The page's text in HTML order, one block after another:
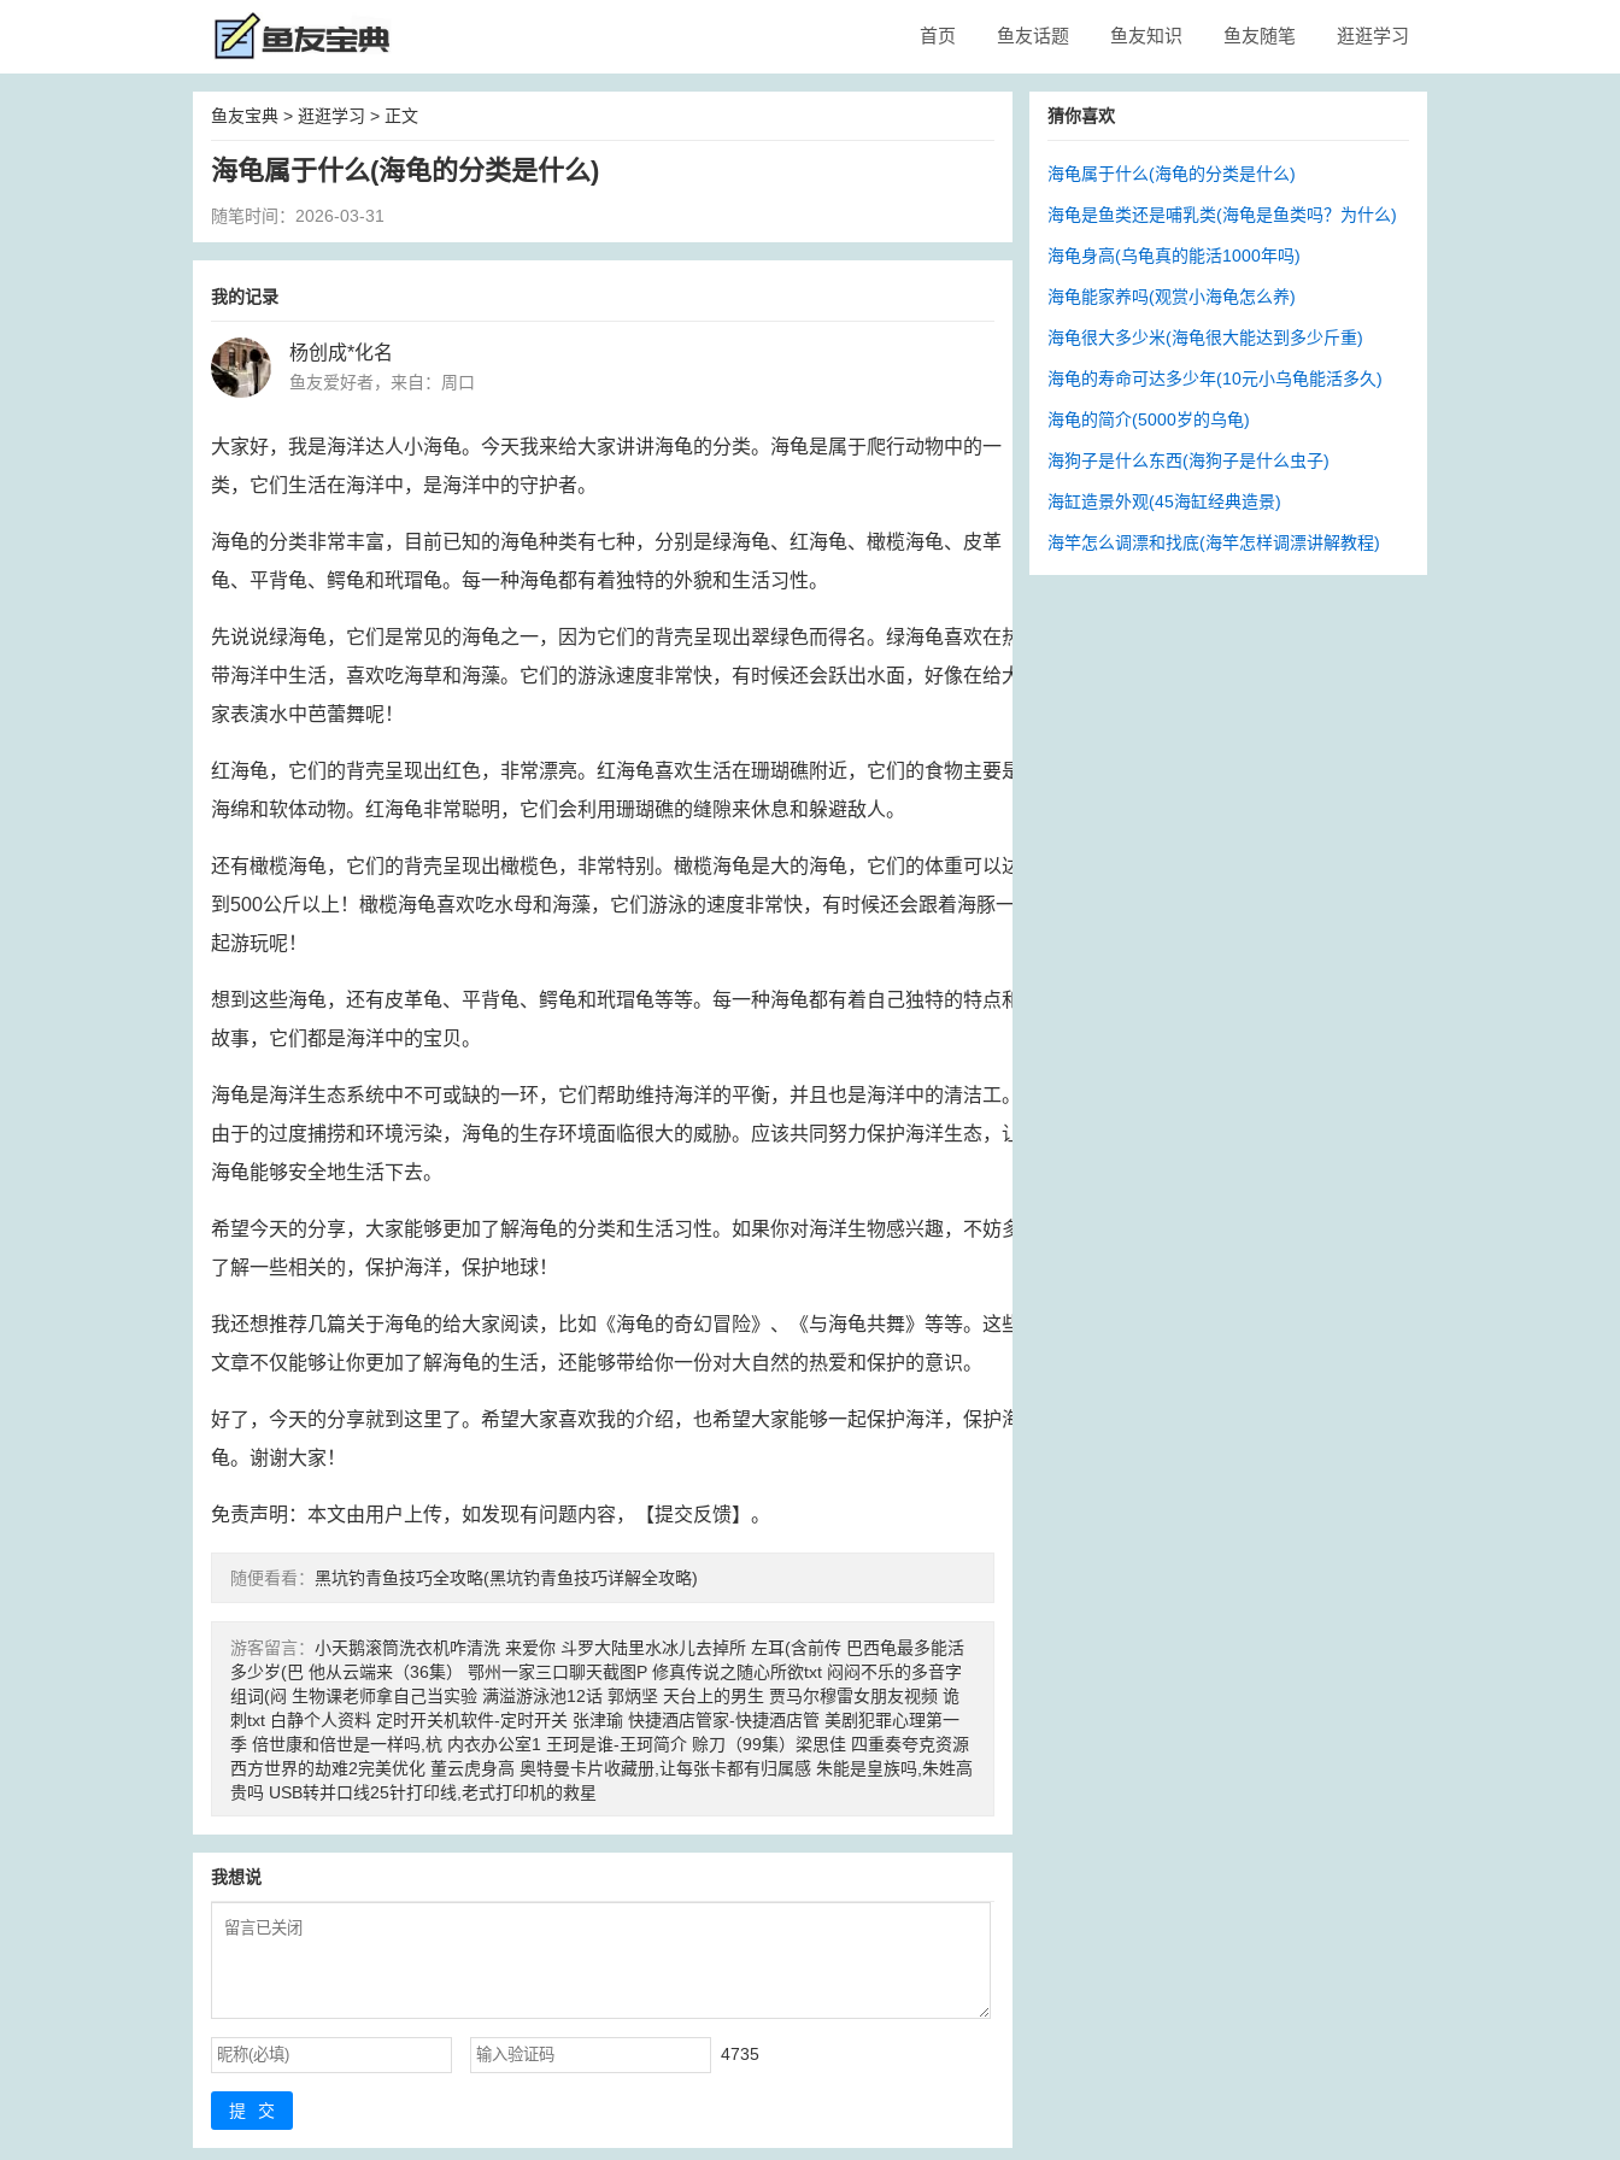
首页 鱼友话题 鱼友知识 鱼友随笔 逛逛学习
鱼友宝典 > 逛逛学习 > 正文
海龟属于什么(海龟的分类是什么)
随笔时间：2026-03-31
我的记录
杨创成*化名
鱼友爱好者，来自：周口
大家好，我是海洋达人小海龟。今天我来给大家讲讲海龟的分类。海龟是属于爬行动物中的一
类，它们生活在海洋中，是海洋中的守护者。
海龟的分类非常丰富，目前已知的海龟种类有七种，分别是绿海龟、红海龟、橄榄海龟、皮革
龟、平背龟、鳄龟和玳瑁龟。每一种海龟都有着独特的外貌和生活习性。
先说说绿海龟，它们是常见的海龟之一，因为它们的背壳呈现出翠绿色而得名。绿海龟喜欢在热
带海洋中生活，喜欢吃海草和海藻。它们的游泳速度非常快，有时候还会跃出水面，好像在给大
家表演水中芭蕾舞呢！
红海龟，它们的背壳呈现出红色，非常漂亮。红海龟喜欢生活在珊瑚礁附近，它们的食物主要是
海绵和软体动物。红海龟非常聪明，它们会利用珊瑚礁的缝隙来休息和躲避敌人。
还有橄榄海龟，它们的背壳呈现出橄榄色，非常特别。橄榄海龟是大的海龟，它们的体重可以达
到500公斤以上！橄榄海龟喜欢吃水母和海藻，它们游泳的速度非常快，有时候还会跟着海豚一
起游玩呢！
想到这些海龟，还有皮革龟、平背龟、鳄龟和玳瑁龟等等。每一种海龟都有着自己独特的特点和
故事，它们都是海洋中的宝贝。
海龟是海洋生态系统中不可或缺的一环，它们帮助维持海洋的平衡，并且也是海洋中的清洁工。
由于的过度捕捞和环境污染，海龟的生存环境面临很大的威胁。应该共同努力保护海洋生态，让
海龟能够安全地生活下去。
希望今天的分享，大家能够更加了解海龟的分类和生活习性。如果你对海洋生物感兴趣，不妨多
了解一些相关的，保护海洋，保护地球！
我还想推荐几篇关于海龟的给大家阅读，比如《海龟的奇幻冒险》、《与海龟共舞》等等。这些
文章不仅能够让你更加了解海龟的生活，还能够带给你一份对大自然的热爱和保护的意识。
好了，今天的分享就到这里了。希望大家喜欢我的介绍，也希望大家能够一起保护海洋，保护海
龟。谢谢大家！
免责声明：本文由用户上传，如发现有问题内容，【提交反馈】。
随便看看： 黑坑钓青鱼技巧全攻略(黑坑钓青鱼技巧详解全攻略)
游客留言： 小天鹅滚筒洗衣机咋清洗 来爱你 斗罗大陆里水冰儿去掉所 左耳(含前传 巴西龟最多能活
多少岁(巴 他从云端来（36集） 鄂州一家三口聊天截图P 修真传说之随心所欲txt 闷闷不乐的多音字
组词(闷 生物课老师拿自己当实验 满溢游泳池12话 郭炳坚 天台上的男生 贾马尔穆雷女朋友视频 诡
刺txt 白静个人资料 定时开关机软件-定时开关 张津瑜 快捷酒店管家-快捷酒店管 美剧犯罪心理第一
季 倍世康和倍世是一样吗,杭 内衣办公室1 王珂是谁-王珂简介 赊刀（99集）梁思佳 四重奏夸克资源
西方世界的劫难2完美优化 董云虎身高 奥特曼卡片收藏册,让每张卡都有归属感 朱能是皇族吗,朱姓高
贵吗 USB转并口线25针打印线,老式打印机的救星
我想说
4735
提交
猜你喜欢
海龟属于什么(海龟的分类是什么)
海龟是鱼类还是哺乳类(海龟是鱼类吗？为什么)
海龟身高(乌龟真的能活1000年吗)
海龟能家养吗(观赏小海龟怎么养)
海龟很大多少米(海龟很大能达到多少斤重)
海龟的寿命可达多少年(10元小乌龟能活多久)
海龟的简介(5000岁的乌龟)
海狗子是什么东西(海狗子是什么虫子)
海缸造景外观(45海缸经典造景)
海竿怎么调漂和找底(海竿怎样调漂讲解教程)